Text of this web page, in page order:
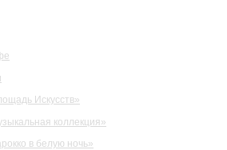
Искусств»
коллекция»
в белую ночь»